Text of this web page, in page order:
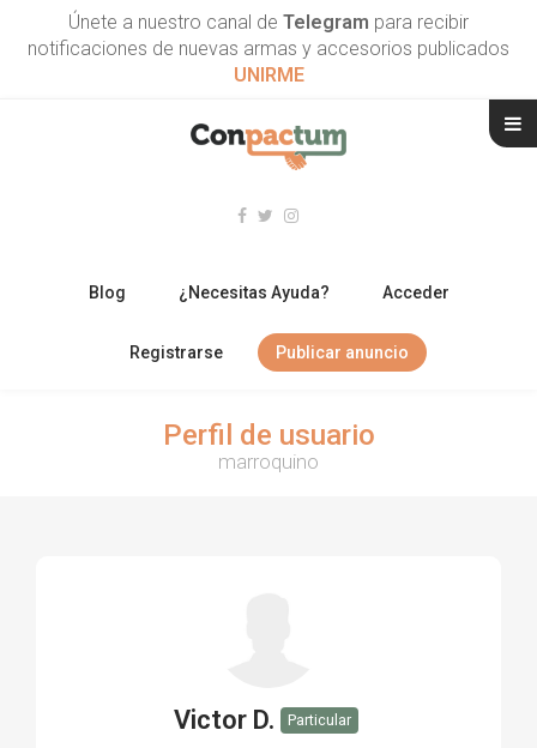
Únete a nuestro canal de Telegram para recibir
notificaciones de nuevas armas y accesorios publicados
UNIRME
Blog ¿Necesitas Ayuda? Acceder
Registrarse Publicar anuncio
Perfil de usuario
marroquino
Victor D. Particular